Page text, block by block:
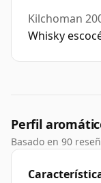
Kilchoman
Whisky
Perfil
Basado en 90